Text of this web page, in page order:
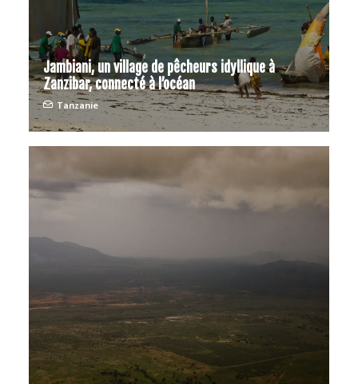
Jambiani, un village de pêcheurs idyllique à
Zanzibar, connecté à l’océan
Tanzanie